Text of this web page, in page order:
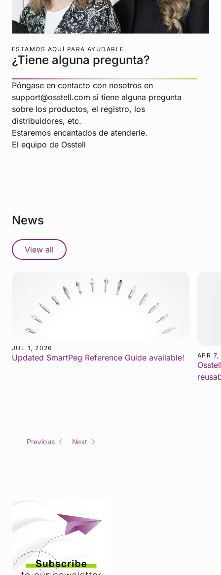
ESTAMOS AQUÍ PARA AYUDARLE
¿Tiene alguna pregunta?
Póngase en contacto con nosotros en
support@osstell.com si tiene alguna pregunta
sobre los productos, el registro, los
distribuidores, etc.
Estaremos encantados de atenderle.
El equipo de Osstell
News
View all
JUL 1, 2026
Updated SmartPeg Reference Guide available! APR
Previous Next